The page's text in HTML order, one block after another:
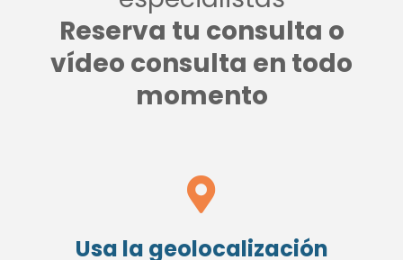
Reserva tu consulta o
vídeo consulta en todo
momento
Usa la geolocalización